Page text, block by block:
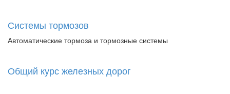
Системы тормозов
Автоматические тормоза и тормозные системы
Общий курс железных дорог